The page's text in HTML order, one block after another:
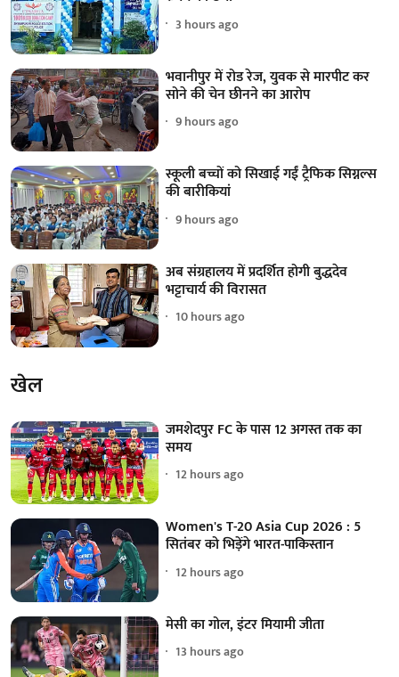
3 hours ago
भवानीपुर में रोड रेज, युवक से मारपीट कर
सोने की चेन छीनने का आरोप
9 hours ago
स्कूली बच्चों को सिखाई गईं ट्रैफिक सिग्नल्स
की बारीकियां
9 hours ago
अब संग्रहालय में प्रदर्शित होगी बुद्धदेव
भट्टाचार्य की विरासत
10 hours ago
खेल
जमशेदपुर FC के पास 12 अगस्त तक का
समय
12 hours ago
Women's T-20 Asia Cup 2026 : 5
सितंबर को भिड़ेंगे भारत-पाकिस्तान
12 hours ago
मेसी का गोल, इंटर मियामी जीता
13 hours ago